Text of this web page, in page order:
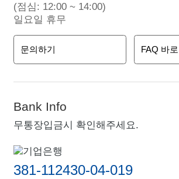
(점심: 12:00 ~ 14:00)
일요일 휴무
문의하기 FAQ 바
Bank Info
무통장입금시 확인해주세요.
381-112430-04-019